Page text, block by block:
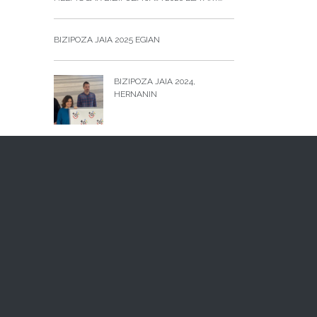
BIZIPOZA JAIA 2025 EGIAN
BIZIPOZA JAIA 2024,
HERNANIN